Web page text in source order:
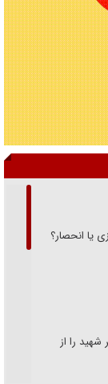
یا انحصار؟
را از